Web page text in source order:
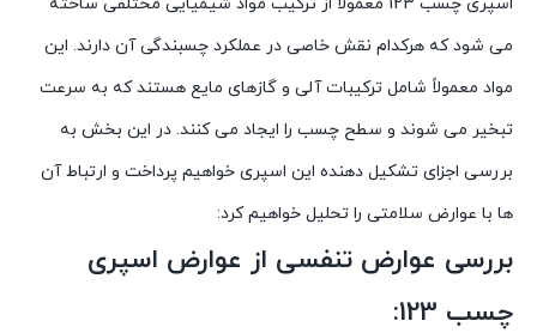
می شود که هرکدام نقش خاصی در عملکرد چسبندگی آن دارند. این
مواد معمولاً شامل ترکیبات آلی و گازهای مایع هستند که به سرعت
تبخیر می شوند و سطح چسب را ایجاد می کنند. در این بخش به
بررسی اجزای تشکیل دهنده این اسپری خواهیم پرداخت و ارتباط آن
ها با عوارض سلامتی را تحلیل خواهیم کرد:
بررسی عوارض تنفسی از عوارض اسپری
چسب 123: